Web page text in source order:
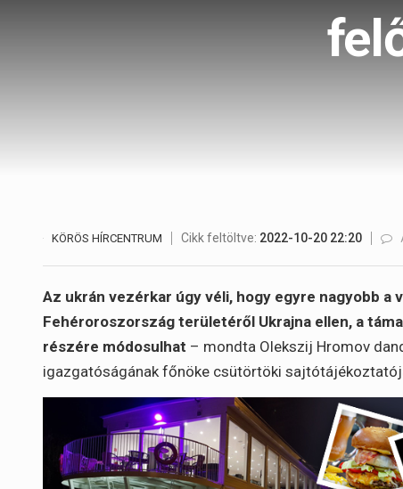
KÖRÖS HÍRCENTRUM Cikk feltöltve: 2022-10-20 22:20
Az ukrán vezérkar úgy véli, hogy egyre nagyobb
Fehéroroszország területéről Ukrajna ellen, a
részére módosulhat – mondta Olekszij Hromov
igazgatóságának főnöke csütörtöki